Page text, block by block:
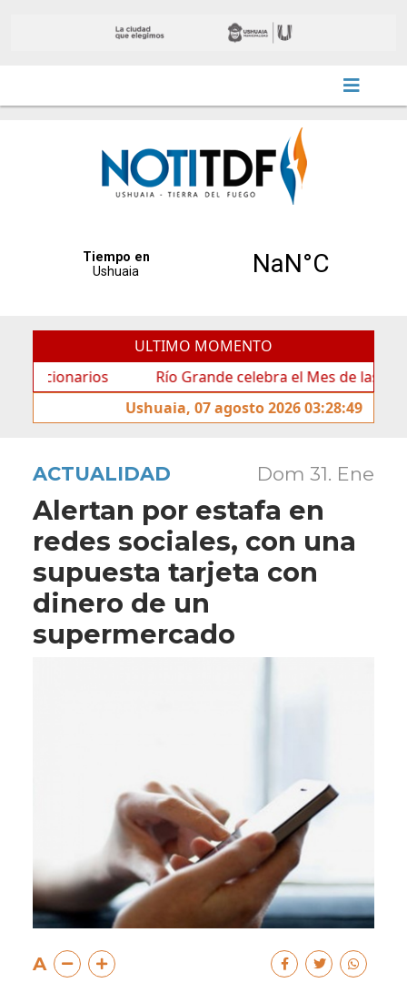
ULTIMO MOMENTO
Río Grande celebra el Mes de las Infancias
Ushuaia, 07 agosto 2026 03:28:49
ACTUALIDAD Dom 31. Ene
Alertan por estafa en
redes sociales, con una
supuesta tarjeta con
dinero de un
supermercado
A